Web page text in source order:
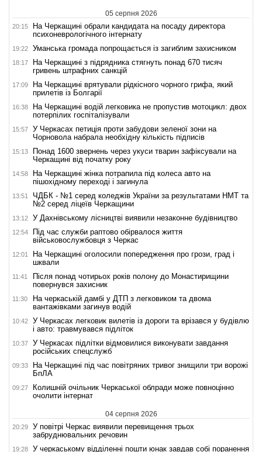
05 серпня 2026
20:15
На Черкащині обрали кандидата на посаду директора
психоневрологічного інтернату
19:22 Уманська громада попрощається із загиблим захисником
18:17
На Черкащині з підрядника стягнуть понад 670 тисяч
гривень штрафних санкцій
17:09
На Черкащині врятували рідкісного чорного грифа, який
прилетів із Болгарії
16:38
На Черкащині водій легковика не пропустив мотоцикл: двох
потерпілих госпіталізували
15:57
У Черкасах петиція проти забудови зеленої зони на
Чорновола набрала необхідну кількість підписів
15:13
Понад 1600 звернень через укуси тварин зафіксували на
Черкащині від початку року
14:58
На Черкащині жінка потрапила під колеса авто на
пішохідному переході і загинула
13:51
ЧДБК - №1 серед коледжів України за результатами НМТ та
№2 серед ліцеїв Черкащини
13:12 У Дахнівському лісництві виявили незаконне будівництво
12:54
Під час служби раптово обірвалося життя
військовослужбовця з Черкас
12:01
На Черкащині оголосили попередження про грози, град і
шквали
11:41
Після понад чотирьох років полону до Монастирищини
повернувся захисник
11:30
На черкаській дамбі у ДТП з легковиком та двома
вантажівками загинув водій
10:42
У Черкасах легковик вилетів із дороги та врізався у будівлю
і авто: травмувався підліток
10:37
У Черкасах підлітки відмовилися виконувати завдання
російських спецслужб
09:33
На Черкащині під час повітряних тривог знищили три ворожі
БпЛА
09:27
Колишній очільник Черкаської облради може повноцінно
очолити інтернат
04 серпня 2026
20:29
У повітрі Черкас виявили перевищення трьох
забруднювальних речовин
19:28 У черкаському відділенні пошти юнак завдав собі поранення